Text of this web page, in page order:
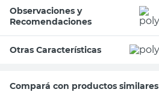
Observaciones y
Recomendaciones
Otras Características
Compará con productos similares